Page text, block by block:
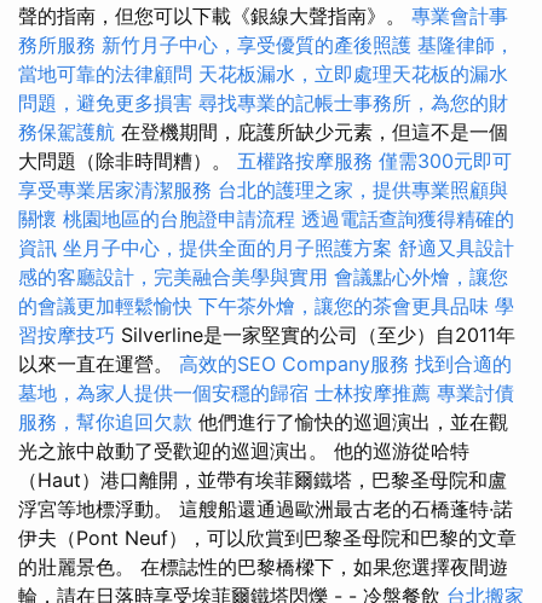
聲的​​指南，但您可以下載《銀線大聲指南》。 專業會計事
務所服務 新竹月子中心，享受優質的產後照護 基隆律師，
當地可靠的法律顧問 天花板漏水，立即處理天花板的漏水
問題，避免更多損害 尋找專業的記帳士事務所，為您的財
務保駕護航 在登機期間，庇護所缺少元素，但這不是一個
大問題（除非時間糟）。 五權路按摩服務 僅需300元即可
享受專業居家清潔服務 台北的護理之家，提供專業照顧與
關懷 桃園地區的台胞證申請流程 透過電話查詢獲得精確的
資訊 坐月子中心，提供全面的月子照護方案 舒適又具設計
感的客廳設計，完美融合美學與實用 會議點心外燴，讓您
的會議更加輕鬆愉快 下午茶外燴，讓您的茶會更具品味 學
習按摩技巧 Silverline是一家堅實的公司（至少）自2011年
以來一直在運營。 高效的SEO Company服務 找到合適的
墓地，為家人提供一個安穩的歸宿 士林按摩推薦 專業討債
服務，幫你追回欠款 他們進行了愉快的巡迴演出，並在觀
光之旅中啟動了受歡迎的巡迴演出。 他的巡游從哈特
（Haut）港口離開，並帶有埃菲爾鐵塔，巴黎圣母院和盧
浮宮等地標浮動。 這艘船還通過歐洲最古老的石橋蓬特·諾
伊夫（Pont Neuf），可以欣賞到巴黎圣母院和巴黎的文章
的壯麗景色。 在標誌性的巴黎橋樑下，如果您選擇夜間遊
輪，請在日落時享受埃菲爾鐵塔閃爍 - - 冷盤餐飲 台北搬家